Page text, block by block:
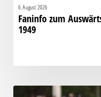
6. August 2026
Faninfo zum
1949